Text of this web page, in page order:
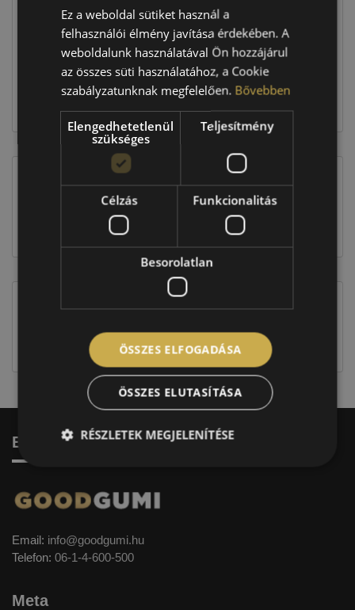
152 360 Ft
EU-s abroncscímke
Figyelem a feltüntetett címke adatok tájékoztató
címkével ellátott abroncs kerül kiszállításra.
Elérhetőség
Email: info@goodgumi.hu
Telefon: 06-1-4-600-500
Meta
Ez a weboldal sütiket használ a
felhasználói élmény javítása érdekében. A
weboldalunk használatával Ön hozzájárul
az összes süti használatához, a Cookie
szabályzatunknak megfelelően. Bővebben
Elengedhetetlenül
szükséges
Teljesítmény
Célzás Funkcionalitás
Besorolatlan
ÖSSZES ELFOGADÁSA
ÖSSZES ELUTASÍTÁSA
RÉSZLETEK MEGJELENÍTÉSE